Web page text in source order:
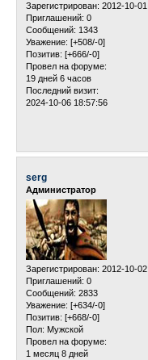
Зарегистрирован: 2012-10-01
Приглашений: 0
Сообщений: 1343
Уважение: [+508/-0]
Позитив: [+666/-0]
Провел на форуме:
19 дней 6 часов
Последний визит:
2024-10-06 18:57:56
serg
Администратор
Зарегистрирован: 2012-10-02
Приглашений: 0
Сообщений: 2833
Уважение: [+634/-0]
Позитив: [+668/-0]
Пол: Мужской
Провел на форуме:
1 месяц 8 дней